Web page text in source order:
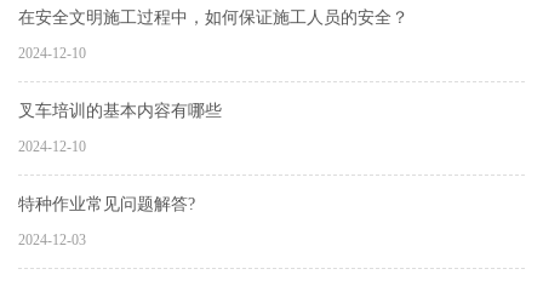
在安全文明施工过程中，如何保证施工人员的安全？
2024-12-10
叉车培训的基本内容有哪些
2024-12-10
特种作业常见问题解答?
2024-12-03